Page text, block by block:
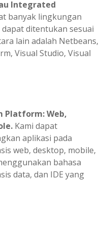
Integrated
banyak lingkungan
ditentukan sesuai
lain adalah Netbeans,
Visual Studio, Visual
Platform: Web,
Kami dapat
aplikasi pada
web, desktop, mobile,
bahasa
data, dan IDE yang